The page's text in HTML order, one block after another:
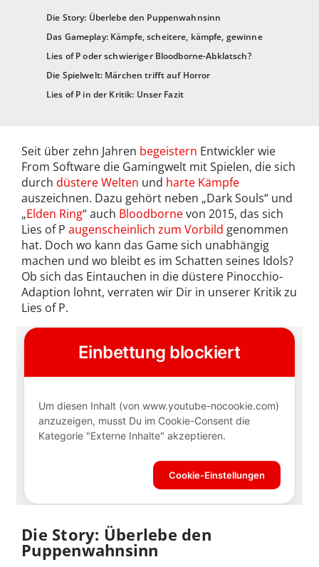
Die Story: Überlebe den Puppenwahnsinn
Das Gameplay: Kämpfe, scheitere, kämpfe, gewinne
Lies of P oder schwieriger Bloodborne-Abklatsch?
Die Spielwelt: Märchen trifft auf Horror
Lies of P in der Kritik: Unser Fazit
Seit über zehn Jahren begeistern Entwickler wie
From Software die Gamingwelt mit Spielen, die sich
durch düstere Welten und harte Kämpfe
auszeichnen. Dazu gehört neben „Dark Souls“ und
„Elden Ring“ auch Bloodbornevon 2015, das sich
Lies of P augenscheinlich zum Vorbild genommen
hat. Doch wo kann das Game sich unabhängig
machen und wo bleibt es im Schatten seines Idols?
Ob sich das Eintauchen in die düstere Pinocchio-
Adaption lohnt, verraten wir Dir in unserer Kritik zu
Lies of P.
Die Story: Überlebe den
Puppenwahnsinn